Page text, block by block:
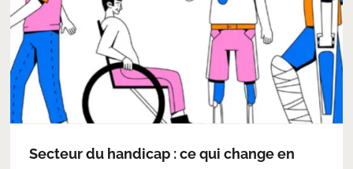
Secteur du handicap : ce qui change en